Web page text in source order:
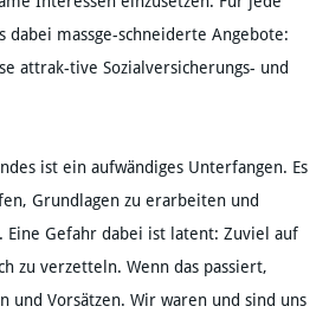
dabei massge-schneiderte Angebote:
attrak-tive Sozialversicherungs- und
ist ein aufwändiges Unterfangen. Es
Grundlagen zu erarbeiten und
Eine Gefahr dabei ist latent: Zuviel auf
zu verzetteln. Wenn das passiert,
und Vorsätzen. Wir waren und sind uns